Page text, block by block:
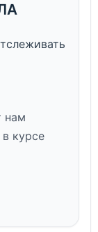
нам
курсе